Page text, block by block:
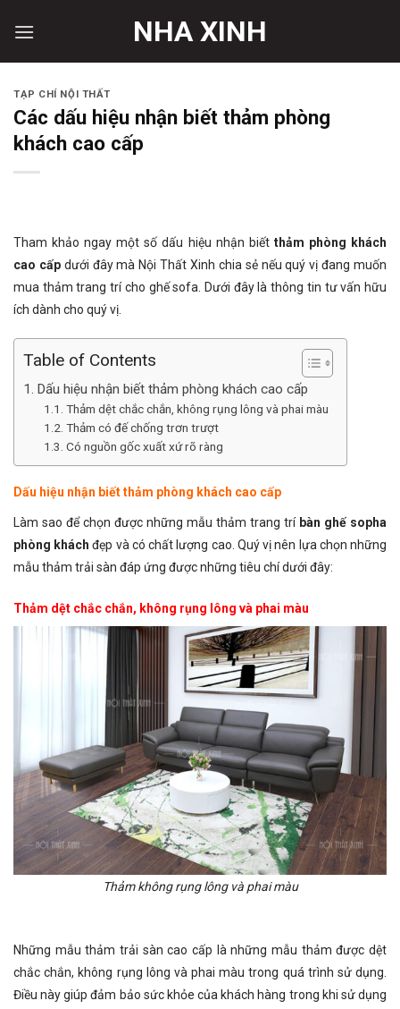
NHA XINH
TẠP CHÍ NỘI THẤT
Các dấu hiệu nhận biết thảm phòng
khách cao cấp
Tham khảo ngay một số dấu hiệu nhận biết thảm phòng khách
cao cấpdưới đây mà Nội Thất Xinh chia sẻ nếu quý vị đang muốn
mua thảm trang trí cho ghế sofa. Dưới đây là thông tin tư vấn hữu
ích dành cho quý vị.
Table of Contents
Dấu hiệu nhận biết thảm phòng khách cao cấp
Thảm dệt chắc chắn, không rụng lông và phai màu
Thảm có đế chống trơn trượt
Có nguồn gốc xuất xứ rõ ràng
Dấu hiệu nhận biết thảm phòng khách cao cấp
Làm sao để chọn được những mẫu thảm trang trí bàn ghế sopha
phòng khách đẹp và có chất lượng cao. Quý vị nên lựa chọn những
mẫu thảm trải sàn đáp ứng được những tiêu chí dưới đây:
Thảm dệt chắc chắn, không rụng lông và phai màu
Thảm không rụng lông và phai màu
Những mẫu thảm trải sàn cao cấp là những mẫu thảm được dệt
chắc chắn, không rụng lông và phai màu trong quá trình sử dụng.
Điều này giúp đảm bảo sức khỏe của khách hàng trong khi sử dụng